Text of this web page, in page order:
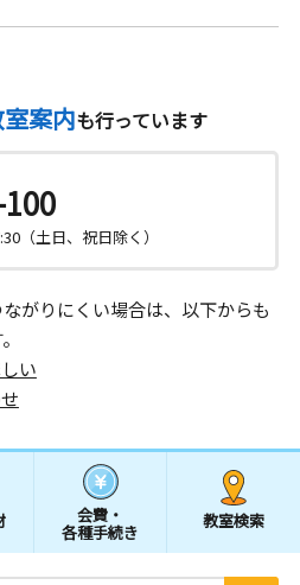
案内も行っています
（土日、祝日除く）
がりにくい場合は、以下からも
い
会費・
各種手続き
教室検索